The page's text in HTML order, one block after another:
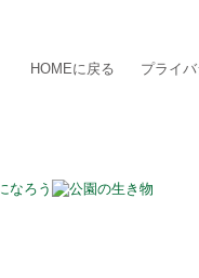
HOMEに戻る プライ